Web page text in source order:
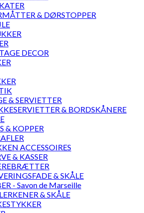
& DØRSTOPPER
DECOR
& SERVIETTER
& BORDSKÅNERE
& KOPPER
ACCESSOIRES
& KASSER
& SKÅLE
- Savon de Marseille
& SKÅLE